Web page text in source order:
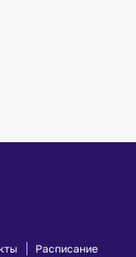
Расписание